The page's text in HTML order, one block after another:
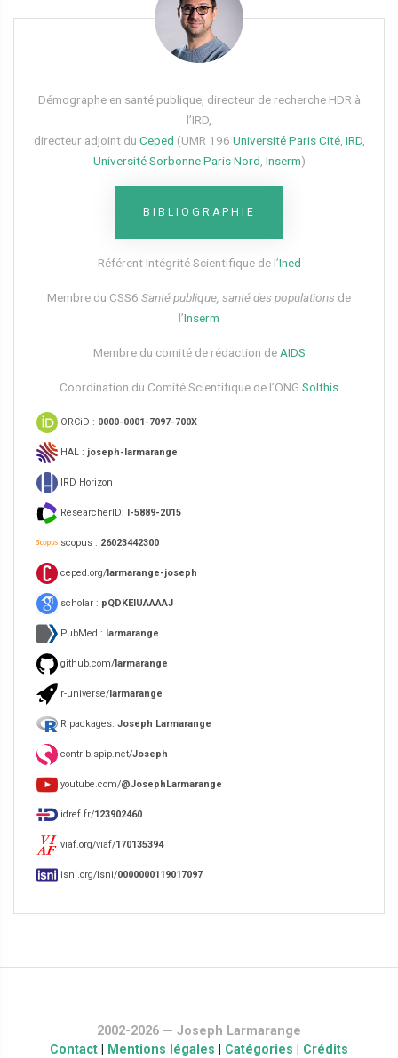
Démographe en santé publique, directeur de recherche HDR à
l’IRD,
directeur adjoint du Ceped (UMR 196 Université Paris Cité, IRD,
Université Sorbonne Paris Nord Inserm)
BIBLIOGRAPHIE
Référent Intégrité Scientifique de l’Ined
Membre du CSS6​ Santé publique, santé des populations de
l’Inserm
Membre du comité de rédaction de AIDS
Coordination du Comité Scientifique de l’ONG Solthis
ORCiD : 0000-0001-7097-700X
HAL : joseph-larmarange
IRD Horizon
ResearcherID: I-5889-2015
scopus : 26023442300
ceped.org/larmarange-joseph
scholar : pQDKEIUAAAAJ
PubMed : larmarange
github.com/larmarange
r-universe/larmarange
R packages: Joseph Larmarange
contrib.spip.net/Joseph
youtube.com/@JosephLarmarange
idref.fr/123902460
viaf.org/viaf/170135394
isni.org/isni/0000000119017097
2002-2026 — Joseph Larmarange
Contact
Mentions légales Catégories Crédits